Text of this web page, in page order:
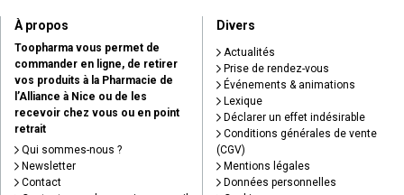
À propos
Toopharma vous permet de
commander en ligne, de retirer
vos produits à la Pharmacie de
l’Alliance à Nice ou de les
recevoir chez vous ou en point
retrait
Qui sommes-nous ?
Newsletter
Contact
Divers
Actualités
Prise de rendez-vous
Événements & animations
Lexique
Déclarer un effet indésirable
Conditions générales de vente
(CGV)
Mentions légales
Données personnelles